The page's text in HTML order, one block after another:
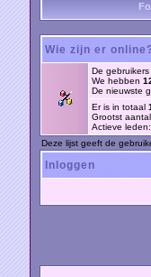
Wie zijn er
De
We hebben
De nieuwste
Er is in totaal 1
Grootst
Actieve
Deze lijst geeft de
Inloggen